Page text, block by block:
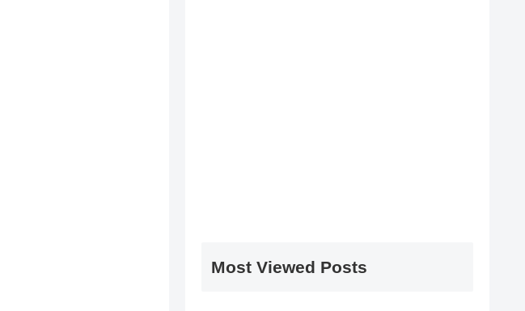
Most Viewed Posts